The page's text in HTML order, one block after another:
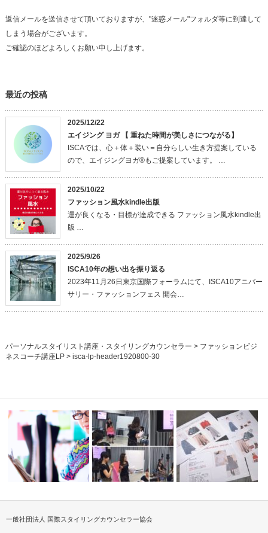
返信メールを送信させて頂いておりますが、"迷惑メール"フォルダ等に到達して
しまう場合がございます。
ご確認のほどよろしくお願い申し上げます。
最近の投稿
2025/12/22
エイジング ヨガ 【 重ねた時間が美しさにつながる】
ISCAでは、心＋体＋装い＝自分らしい生き方提案している
ので、エイジングヨガ®もご提案しています。 …
2025/10/22
ファッション風水kindle出版
運が良くなる・目標が達成できる ファッション風水kindle出
版 …
2025/9/26
ISCA10年の想い出を振り返る
2023年11月26日東京国際フォーラムにて、ISCA10アニバー
サリー・ファッションフェス 開会…
パーソナルスタイリスト講座・スタイリングカウンセラー > ファッションビジ
ネスコーチ講座LP> isca-lp-header1920800-30
一般社団法人 国際スタイリングカウンセラー協会